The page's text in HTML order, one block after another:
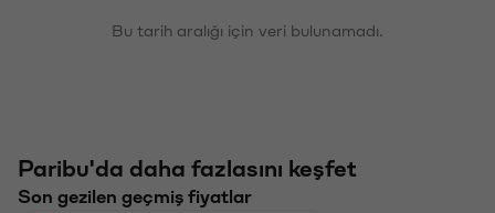
Bu tarih aralığı için veri bulunamadı.
Paribu'da daha fazlasını keşfet
Son gezilen geçmiş fiyatlar